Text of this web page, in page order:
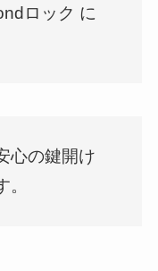
ロック に
心の鍵開け